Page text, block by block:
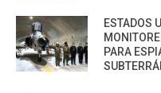
ESTADOS
PARA